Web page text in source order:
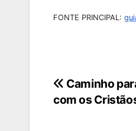
FONTE PRINCIPAL:
Caminho
com os